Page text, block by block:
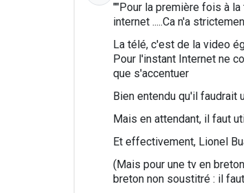
""Pour la première fois à
internet .....Ca n'a
La télé, c'est de la video
Pour l'instant Internet ne
que s'accentuer
Bien entendu qu'il faudrait
Mais en attendant, il faut
Et effectivement, Lionel
(Mais pour une tv en
breton non soustitré : il